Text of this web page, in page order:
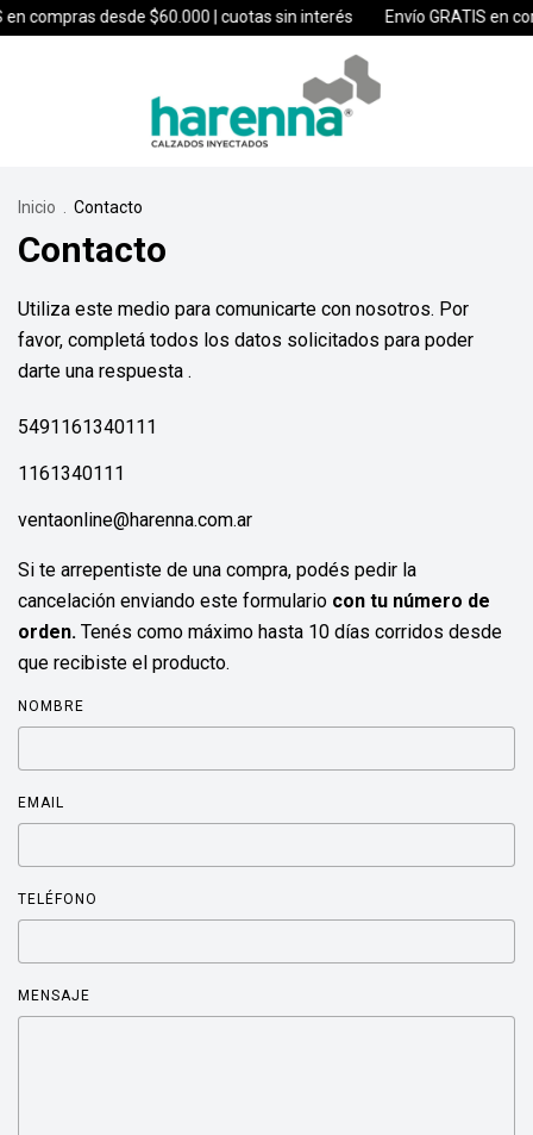
compras desde $60.000 | cuotas sin interés Envío GRATIS en
Inicio Contacto
Contacto
Utiliza este medio para comunicarte con nosotros. Por
favor, completá todos los datos solicitados para poder
darte una respuesta .
5491161340111
1161340111
ventaonline@harenna.com.ar
Si te arrepentiste de una compra, podés pedir la
cancelación enviando este formulario con tu número de
orden. Tenés como máximo hasta 10 días corridos desde
que recibiste el producto.
NOMBRE
EMAIL
TELÉFONO
MENSAJE